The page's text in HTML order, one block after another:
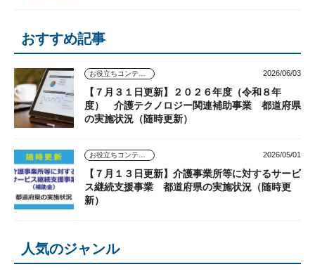
おすすめ記事
お役立ちコンテンツ 2026/06/03
【７月３１日更新】２０２６年度（令和８年
度） 介護テクノロジー関連補助事業 都道府県
の実施状況（随時更新）
お役立ちコンテンツ 2026/05/01
【７月１３日更新】介護事業所等に対するサービ
ス継続支援事業 都道府県の実施状況（随時更
新）
人気のジャンル